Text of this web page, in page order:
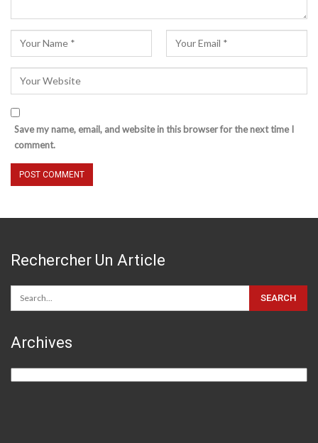
Save my name, email, and website in this browser for the next time I
comment.
Rechercher Un Article
Archives